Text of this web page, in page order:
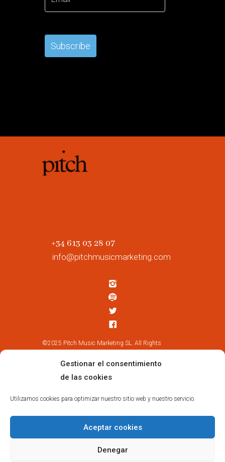
Gestionar el consentimiento
de las cookies
Utilizamos cookies para optimizar nuestro sitio web y nuestro servicio.
Aceptar cookies
Denegar
+34 613 03 28 07
info@pitchmusicmarketing.com
©2025 Pitch Music Marketing SL. All Rights
Suscríbete